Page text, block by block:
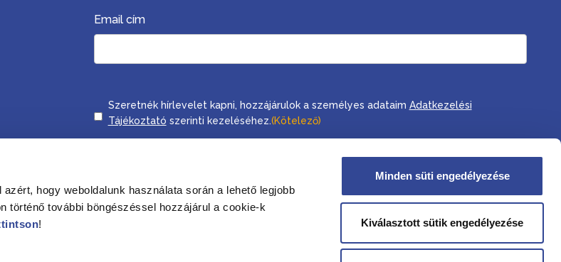
hogy weboldalunk használata során a lehető legjobb
történő további böngészéssel hozzájárul a cookie-k
!
Minden süti engedélyezése
Kiválasztott sütik engedélyezése
Email cím
Consent
Szeretnék hírlevelet kapni, hozzájárulok a személyes adataim Adatkezelési
Tájékoztató szerinti kezeléséhez.(Kötelező)